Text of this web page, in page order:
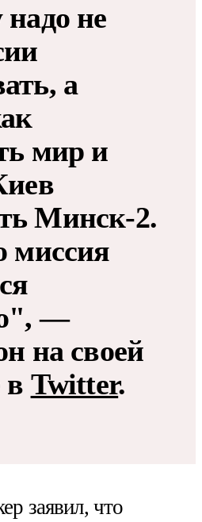
не
а
мир и
Минск-2.
миссия
—
на своей
в Twitter.
заявил, что